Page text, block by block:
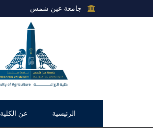
جامعة عين شمس
الرئيسية عن الكلية